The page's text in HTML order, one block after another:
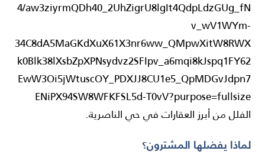
الفلل من أبرز العقارات في حي الناصرية.
لماذا يفضلها المشترون؟